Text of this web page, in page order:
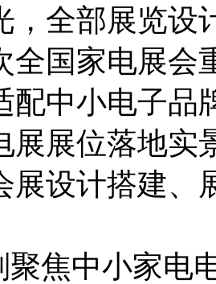
，全部展览设
全国家电展会
配中小电子品
展展位落地实
展设计搭建、
聚焦中小家电